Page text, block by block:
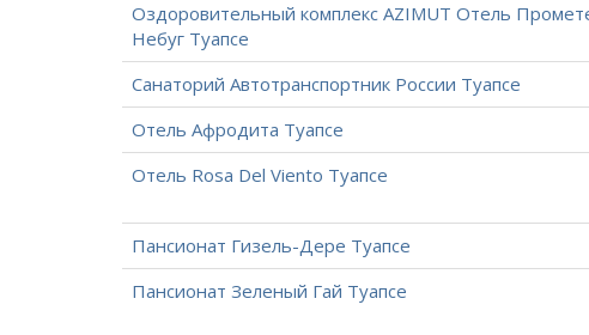
Оздоровительный комплекс AZIMUT Отель
Небуг Туапсе
Санаторий Автотранспортник России Туапсе
Отель Афродита Туапсе
Отель Rosa Del Viento Туапсе
Пансионат Гизель-Дере Туапсе
Пансионат Зеленый Гай Туапсе